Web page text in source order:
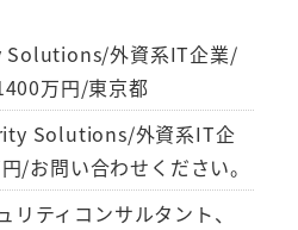
Solutions/外資系IT企業/
万円/東京都
Solutions/外資系IT企
/お問い合わせください。
リティコンサルタント、